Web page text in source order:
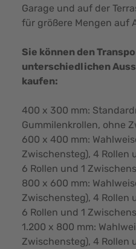
Garage und auf der
für größere Mengen auf
Sie können den
unterschiedlichen
kaufen:
400 x 300 mm:
Gummilenkrollen, ohne
600 x 400 mm:
Zwischensteg), 4 Rollen
6 Rollen und 1
800 x 600 mm:
Zwischensteg), 4 Rollen
6 Rollen und 1
1.200 x 800 mm:
Zwischensteg), 4 Rollen